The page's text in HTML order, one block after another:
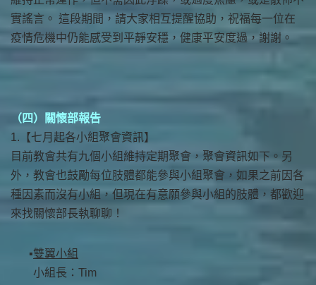
實謠言。 這段期間，請大家相互提醒協助，祝福每一位在
疫情危機中仍能感受到平靜安穩，健康平安度過，謝謝。
（四）關懷部報告
1.【七月起各小組聚會資訊】
目前教會共有九個小組維持定期聚會，聚會資訊如下。另
外，教會也鼓勵每位肢體都能參與小組聚會，如果之前因各
種因素而沒有小組，但現在有意願參與小組的肢體，都歡迎
來找關懷部長執聊聊！
雙翼小組
小組長：Tim